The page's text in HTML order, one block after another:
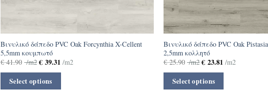
Βινυλικό δάπεδο PVC Oak Forcynthia X-Cellent
5,5mm κουμπωτό
€41.90 /m2 €39.31/m2
Select options
Βινυλικό δάπεδο PVC Oak
2,5mm κολλητό
€25.90 /m2 € 23.81 /m2
Select options